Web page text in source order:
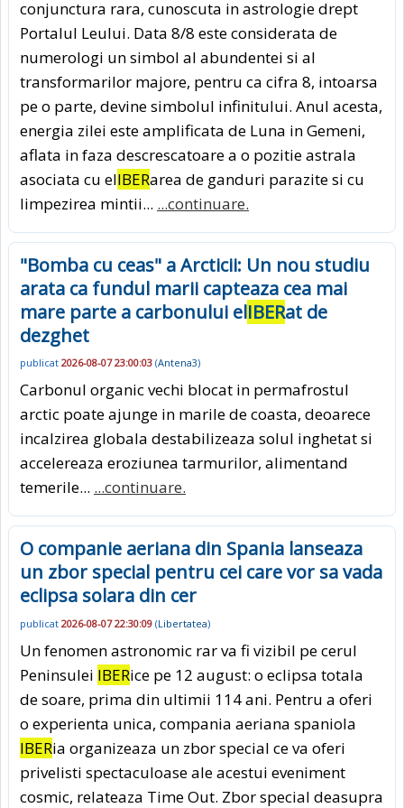
conjunctura rara, cunoscuta in astrologie drept
Portalul Leului. Data 8/8 este considerata de
numerologi un simbol al abundentei si al
transformarilor majore, pentru ca cifra 8, intoarsa
pe o parte, devine simbolul infinitului. Anul acesta,
energia zilei este amplificata de Luna in Gemeni,
aflata in faza descrescatoare a o pozitie astrala
asociata cu elIBERarea de ganduri parazite si cu
limpezirea mintii... ...continuare.
"Bomba cu ceas" a Arcticii: Un nou studiu
arata ca fundul marii capteaza cea mai
mare parte a carbonului elIBERat de
dezghet
publicat 2026-08-07 23:00:03 (Antena3)
Carbonul organic vechi blocat in permafrostul
arctic poate ajunge in marile de coasta, deoarece
incalzirea globala destabilizeaza solul inghetat si
accelereaza eroziunea tarmurilor, alimentand
temerile... ...continuare.
O companie aeriana din Spania lanseaza
un zbor special pentru cei care vor sa vada
eclipsa solara din cer
publicat 2026-08-07 22:30:09 (Libertatea)
Un fenomen astronomic rar va fi vizibil pe cerul
Peninsulei IBERice pe 12 august: o eclipsa totala
de soare, prima din ultimii 114 ani. Pentru a oferi
o experienta unica, compania aeriana spaniola
IBERia organizeaza un zbor special ce va oferi
privelisti spectaculoase ale acestui eveniment
cosmic, relateaza Time Out. Zbor special deasupra